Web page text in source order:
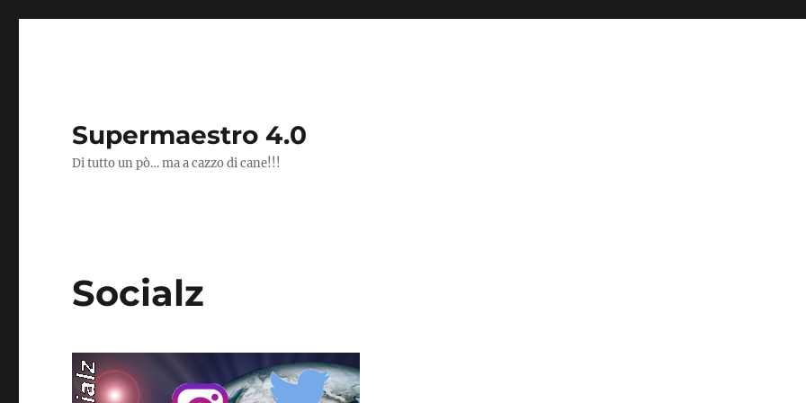
Supermaestro 4.0
Di tutto un pò… ma a cazzo di cane!!!
Socialz